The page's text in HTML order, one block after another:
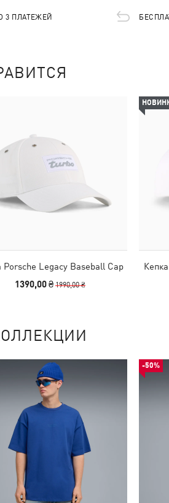
3 ПЛАТЕЖЕЙ
Porsche Legacy Baseball Cap
1390,00 ₴1990,00 ₴
-50%